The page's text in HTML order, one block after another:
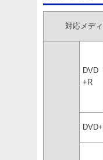
対応メデ
DVD
+R